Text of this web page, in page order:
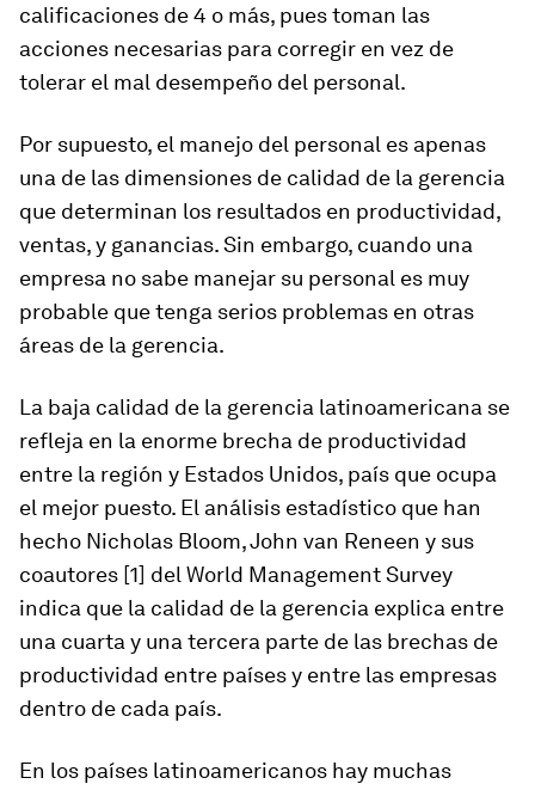
calificaciones de 4 o más, pues toman las
acciones necesarias para corregir en vez de
tolerar el mal desempeño del personal.
Por supuesto, el manejo del personal es apenas
una de las dimensiones de calidad de la gerencia
que determinan los resultados en productividad,
ventas, y ganancias. Sin embargo, cuando una
empresa no sabe manejar su personal es muy
probable que tenga serios problemas en otras
áreas de la gerencia.
La baja calidad de la gerencia latinoamericana se
refleja en la enorme brecha de productividad
entre la región y Estados Unidos, país que ocupa
el mejor puesto. El análisis estadístico que han
hecho Nicholas Bloom, John van Reneen y sus
coautores [1] del World Management Survey
indica que la calidad de la gerencia explica entre
una cuarta y una tercera parte de las brechas de
productividad entre países y entre las empresas
dentro de cada país.
En los países latinoamericanos hay muchas